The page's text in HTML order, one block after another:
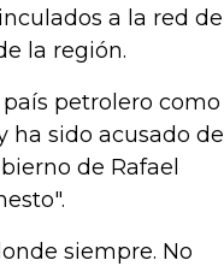
a la red de
la región.
petrolero como
ha sido acusado de
de Rafael
siempre. No